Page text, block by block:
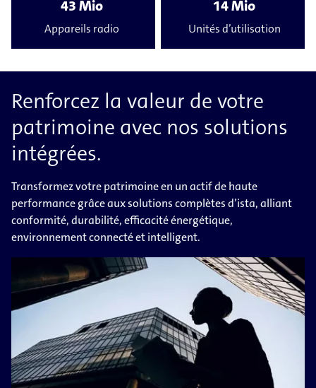
43 Mio
Appareils radio
14 Mio
Unités d’utilisation
Renforcez la valeur de votre
patrimoine avec nos solutions
intégrées.
Transformez votre patrimoine en un actif de haute
performance grâce aux solutions complètes d’ista, alliant
conformité, durabilité, efficacité énergétique,
environnement connecté et intelligent.